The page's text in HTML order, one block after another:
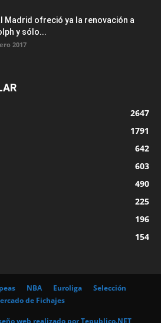
Madrid ofreció ya la renovación a
y sólo...
2017
2647
1791
642
603
490
225
196
154
NBA Euroliga
Selección
de Fichajes
web realizado porTepublico.NET